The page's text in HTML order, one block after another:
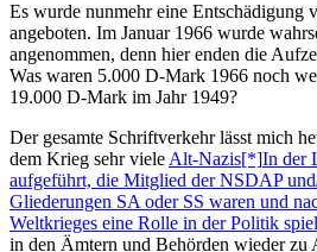
Es wurde nunmehr eine Entschädigung
angeboten. Im Januar 1966 wurde
angenommen, denn hier enden die
Was waren 5.000 D-Mark 1966 noch
19.000 D-Mark im Jahr 1949?
Der gesamte Schriftverkehr lässt mich
dem Krieg sehr viele Alt-Nazis[*]In der
aufgeführt, die Mitglied der NSDAP
Gliederungen SA oder SS waren und
Weltkrieges eine Rolle in der Politik
in den Ämtern und Behörden wieder zu